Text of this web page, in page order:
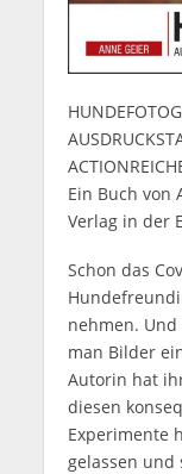
Ein Buch von
Verlag in der
Schon das
nehmen.
man Bilder
Autorin hat
diesen
Experimente
gelassen und